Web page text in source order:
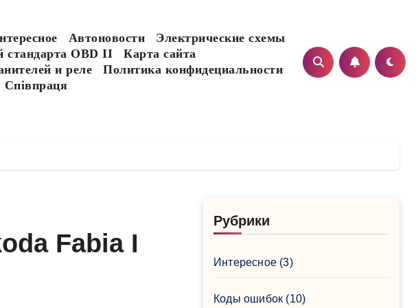
Автоновости
Электрические схемы
стандарта OBD II
Карта сайта
и реле
Политика конфидециальности
Співпраця
Fabia I
Рубрики
Интересное (3)
Коды ошибок (10)